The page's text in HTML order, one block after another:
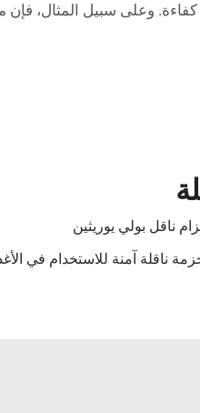
وعلى سبيل المثال، فإن
ناقل بولي يوريثين
ناقلة آمنة للاستخدام في